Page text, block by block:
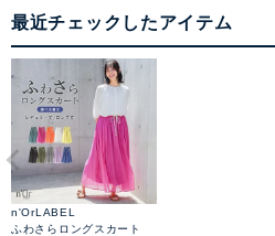
最近チェックしたアイテム
n'OrLABEL
ふわさらロングスカート